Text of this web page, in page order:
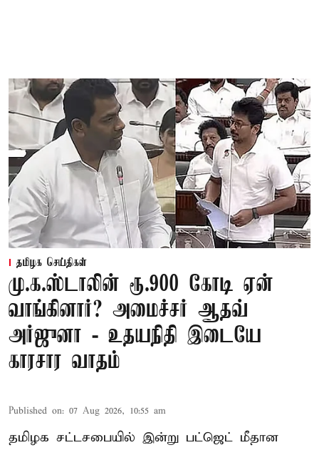
தமிழக செய்திகள்
மு.க.ஸ்டாலின் ரூ.900 கோடி ஏன்
வாங்கினார்? அமைச்சர் ஆதவ்
அர்ஜுனா - உதயநிதி இடையே
காரசார வாதம்
Published on: 07 Aug 2026, 10:55 am
தமிழக சட்டசபையில் இன்று பட்ஜெட் மீதான